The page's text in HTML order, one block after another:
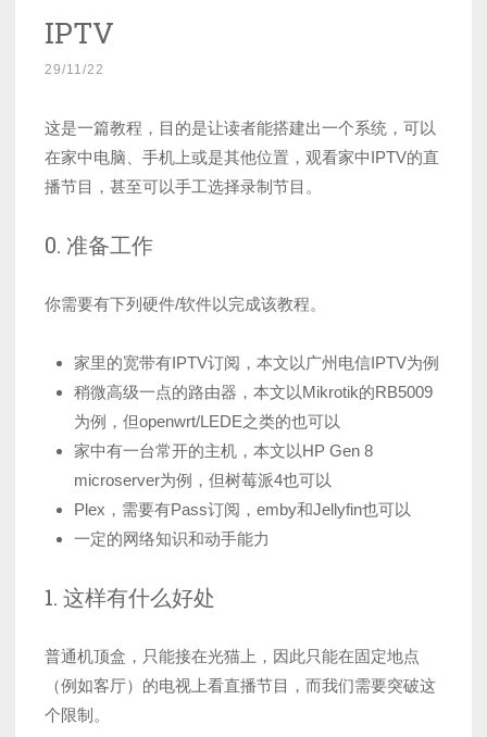
IPTV
29/11/22
这是一篇教程，目的是让读者能搭建出一个系统，可以
在家中电脑、手机上或是其他位置，观看家中IPTV的直
播节目，甚至可以手工选择录制节目。
0. 准备工作
你需要有下列硬件/软件以完成该教程。
家里的宽带有IPTV订阅，本文以广州电信IPTV为例
稍微高级一点的路由器，本文以Mikrotik的RB5009
为例，但openwrt/LEDE之类的也可以
家中有一台常开的主机，本文以HP Gen 8
microserver为例，但树莓派4也可以
Plex，需要有Pass订阅，emby和Jellyfin也可以
一定的网络知识和动手能力
1. 这样有什么好处
普通机顶盒，只能接在光猫上，因此只能在固定地点
（例如客厅）的电视上看直播节目，而我们需要突破这
个限制。